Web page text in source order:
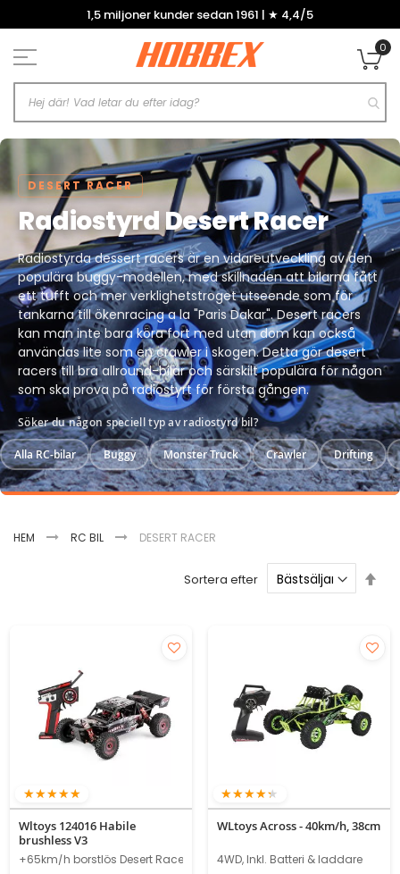
Hoppa
1,5 miljoner kunder sedan 1961 | ★ 4,4/5
0
DESERT RACER
Radiostyrd Desert Racer
Radiostyrda dessert racers är en vidareutveckling av den
populära buggy-modellen, med skillnaden att bilarna fått
ett tufft och mer verklighetstroget utseende som för
tankarna till ökenracing a la "Paris Dakar". Desert racers
kan man inte bara köra fort med utan dom kan också
användas lite som en crawler i skogen. Detta gör desert
racers till bra allround-bilar och särskilt populära för någon
som ska prova på radiostyrt för första gången.
Söker du någon speciell typ av radiostyrd bil?
Alla RC-bilar Buggy Monster Truck Crawler Drifting
HEM RC BIL DESERT RACER
Sortera efter
95%
Wltoys 124016 Habile
brushless V3
+65km/h borstlös Desert Racer redo för Action!
83%
WLtoys Across - 40km/h, 38cm
4WD, Inkl. Batteri & laddare